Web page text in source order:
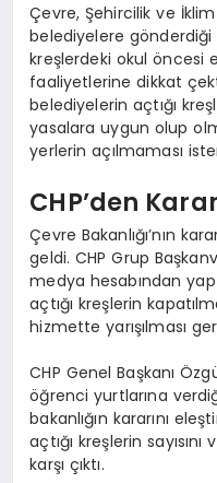
Çevre, Şehircilik ve İklim
belediyelere gönderdiği
kreşlerdeki okul öncesi
faaliyetlerine dikkat
belediyelerin açtığı
yasalara uygun olup
yerlerin açılmaması
CHP’den
Çevre Bakanlığı’nın
geldi. CHP Grup
medya hesabından
açtığı kreşlerin
hizmette yarışılması
CHP Genel Başkanı
öğrenci yurtlarına
bakanlığın kararını
açtığı kreşlerin
karşı çıktı.